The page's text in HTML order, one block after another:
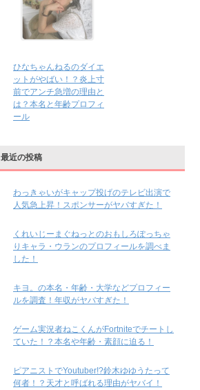
ひなちゃんねるのダイエ
ットがやばい！？炎上寸
前でアンチ急増の理由と
は？本名と年齢プロフィ
ール
最近の投稿
わっきゃいがキャップ投げのテレビ出演で
人気急上昇！スポンサーがヤバすぎた！
くれいじーまぐねっとのおもしろぽっちゃ
りキャラ・ウランのプロフィールを調べま
した！
キヨ。の本名・年齢・大学などプロフィー
ルを調査！年収がヤバすぎた！
ゲーム実況者ねこくんがFortniteでチートし
ていた！？本名や年齢・素顔に迫る！
ピアニストでYoutuber!?鈴木ゆゆうたって
何者！？天才と呼ばれる理由がヤバイ！